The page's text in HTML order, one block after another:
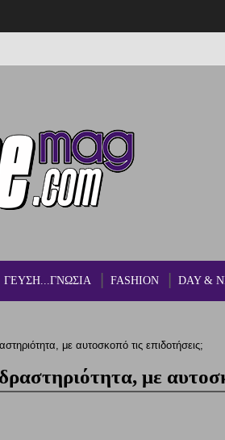
ΓΕΥΣΗ...ΓΝΩΣΙΑ FASHION DAY &
με αυτοσκοπό τις επιδοτήσεις;
με